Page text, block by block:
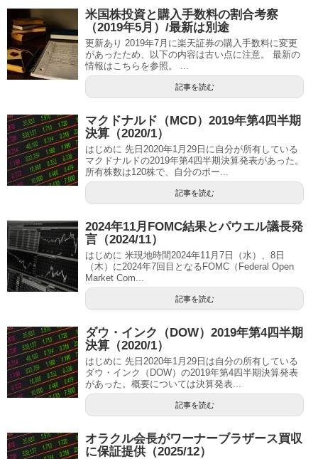
米国株投資と購入手数料の割合考察
（2019年5月）/最新は別途
更新あり 2019年7月に楽天証券の購入手数料に変更
があったため、以下の内容は古い点に注意。 最新の
情報はこちらを参照。 ...
記事を読む
マクドナルド（MCD）2019年第4四半期
決算（2020/1）
はじめに 先日2020年1月29日に自分が所有している
マクドナルドの2019年第4四半期決算発表があった。
所有株数は120株で、自分のポー...
記事を読む
2024年11月FOMC結果とパウエル議長発
言（2024/11）
はじめに 米現地時間2024年11月7日（水）、8日
（木）に2024年7回目となるFOMC（Federal Open
Market Com...
記事を読む
ダウ・インク（DOW）2019年第4四半期
決算（2020/1）
はじめに 先日2020年1月29日は自分の所有している
ダウ・インク（DOW）の2019年第4四半期決算発表
があった。概要については決算発表...
記事を読む
オラクル会長がワーナーブラザース買収
に保証提供（2025/12）